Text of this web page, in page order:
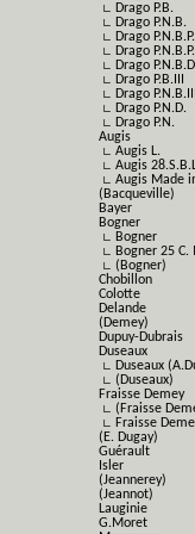
∟ Drago P.B.
∟ Drago P.N.B.
∟ Drago P.N.B.P.
∟ Drago
∟ Drago
∟ Drago P.B.III
∟ Drago
∟ Drago P.N.D.
∟ Drago P.N.
Augis
∟ Augis L.
∟ Augis
∟ Augis Made
(Bacqueville)
Bayer
Bogner
∟ Bogner
∟ Bogner 25 C.
∟ (Bogner)
Chobillon
Colotte
Delande
(Demey)
Dupuy-Dubrais
Duseaux
∟ Duseaux
∟ (Duseaux)
Fraisse Demey
∟ (Fraisse
∟ Fraisse
(E. Dugay)
Guérault
Isler
(Jeannerey)
(Jeannot)
Lauginie
G.Moret